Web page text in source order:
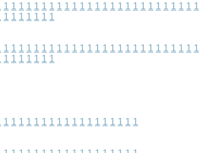
1 1 1 1 1 1 1 1 1 1 1 1 1 1 1 1 1 1 1 1 1 1 1 1 1 1
1 1 1 1 1 1 1
1 1 1 1 1 1 1 1 1 1 1 1 1 1 1 1 1 1 1 1 1 1 1 1 1 1
1 1 1 1 1 1 1
1 1 1 1 1 1 1 1 1 1 1 1 1 1 1 1 1 1